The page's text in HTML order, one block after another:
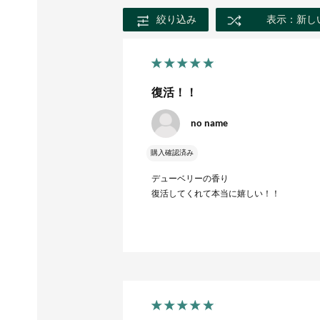
絞り込み 表示：新し
復活！！
no name
購入確認済み
デューベリーの香り
復活してくれて本当に嬉しい！！